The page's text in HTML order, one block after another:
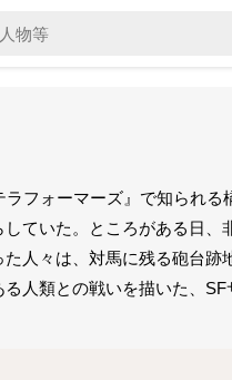
フォーマーズ』で知られる
ていた。ところがある日、
人々は、対馬に残る砲台跡
人類との戦いを描いた、